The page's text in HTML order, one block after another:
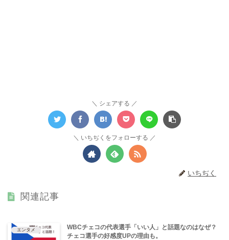
シェアする
いちぢくをフォローする
いちぢく
関連記事
エンタメ
WBCチェコの代表選手「いい人」と話題なのはなぜ？
チェコ選手の好感度UPの理由も。